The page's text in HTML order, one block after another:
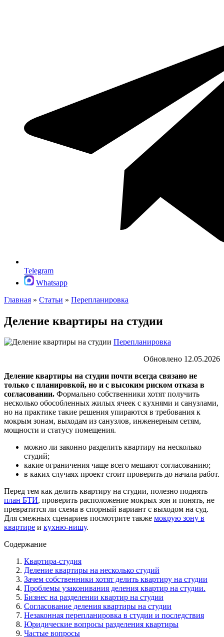
Telegram
Whatsapp
Главная » Статьи » Перепланировка
Деление квартиры на студии
Перепланировка
Обновлено 12.05.2026
Деление квартиры на студии почти всегда связано не
только с планировкой, но и с высоким риском отказа в
согласовании. Формально собственники хотят получить
несколько обособленных жилых ячеек с кухнями и санузлами,
но на практике такие решения упираются в требования к
мокрым зонам, выходам из санузлов, инженерным сетям,
мощности и статусу помещения.
можно ли законно разделить квартиру на несколько
студий;
какие ограничения чаще всего мешают согласованию;
в каких случаях проект стоит проверить до начала работ.
Перед тем как делить квартиру на студии, полезно поднять
план БТИ, проверить расположение мокрых зон и понять, не
превратится ли схема в спорный вариант с выходом на суд.
Для смежных сценариев посмотрите также мокрую зону в
квартире и кухню-нишу.
Содержание
Квартира-студия
Деление квартиры на несколько студий
Зачем собственники хотят делить квартиру на студии
Проблемы узаконивания деления квартир на студии.
Бизнес на разделении квартир на студии
Согласование деления квартиры на студии
Незаконная перепланировка в студии и последствия
Юридические вопросы разделения квартиры
Частые вопросы